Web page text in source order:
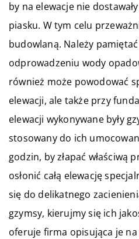
by na elewacje nie
piasku. W tym celu
budowlaną. Należy
odprowadzeniu wody
również może powodować
elewacji, ale także przy
elewacji wykonywane były
stosowany do ich
godzin, by złapać właściwą
osłonić całą elewację
się do delikatnego
gzymsy, kierujmy się ich
oferuje firma opisująca je